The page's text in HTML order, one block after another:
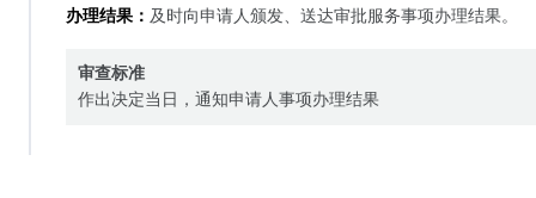
办理结果： 及时向申请人颁发、送达审批服务事项办理结果。
审查标准
作出决定当日，通知申请人事项办理结果